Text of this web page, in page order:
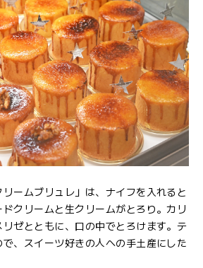
ームブリュレ」は、ナイフを入れると
クリームと生クリームがとろり。カリ
ゼとともに、口の中でとろけます。テ
、スイーツ好きの人への手土産にした